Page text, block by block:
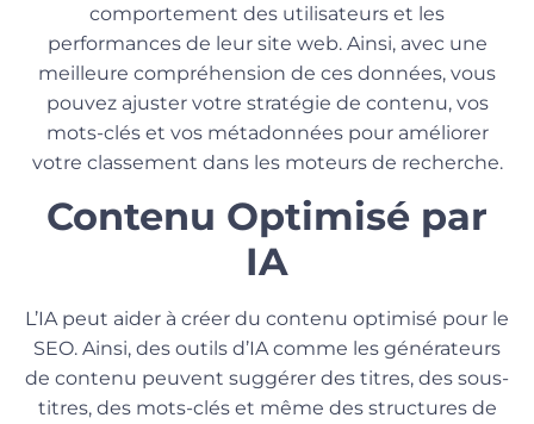
comportement des utilisateurs et les
performances de leur site web. Ainsi, avec une
meilleure compréhension de ces données, vous
pouvez ajuster votre stratégie de contenu, vos
mots-clés et vos métadonnées pour améliorer
votre classement dans les moteurs de recherche.
Contenu Optimisé par
IA
L’IA peut aider à créer du contenu optimisé pour le
SEO. Ainsi, des outils d’IA comme les générateurs
de contenu peuvent suggérer des titres, des sous-
titres, des mots-clés et même des structures de